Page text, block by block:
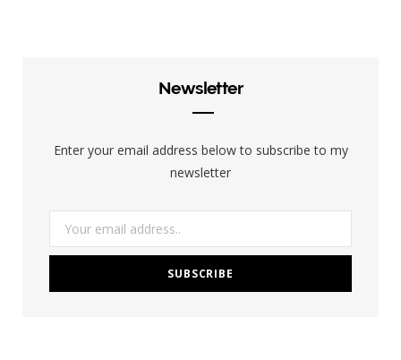
Newsletter
Enter your email address below to subscribe to my
newsletter